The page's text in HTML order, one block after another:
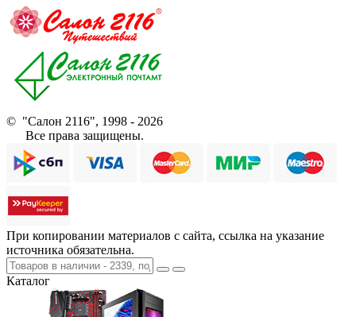
© "Салон 2116", 1998 - 2026
Все права защищены.
При копировании материалов с сайта, ссылка на указание
источника обязательна.
Каталог